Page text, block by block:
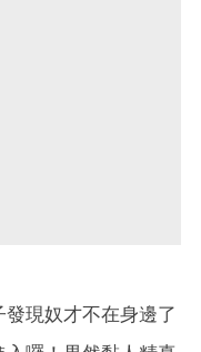
現奴才不在身邊了